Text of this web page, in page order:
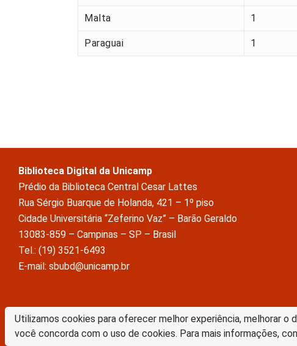
Utilizamos cookies para oferecer melhor experiência, melhorar
você concorda com o uso de cookies. Para mais informações,
Malta 1
Paraguai 1
Biblioteca Digital da Unicamp
Prédio da Biblioteca Central Cesar Lattes
Rua Sérgio Buarque de Holanda, 421 – 1º piso
Cidade Universitária “Zeferino Vaz” – Barão Geraldo
13083-859 – Campinas – SP – Brasil
Tel.: (19) 3521-6493
E-mail: sbubd@unicamp.br
A Biblioteca Digital da Unicamp está licenciado com uma Licença Creative
Atribuição Sem Derivações 4.0 Internacional